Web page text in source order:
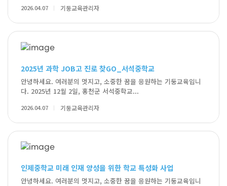
2026.04.07 기둥교육관리자
2025년 과학 JOB고 진로 찾GO_서석중학교
안녕하세요. 여러분의 멋지고, 소중한 꿈을 응원하는 기둥교육입니
다. 2025년 12월 2일, 홍천군 서석중학교...
2026.04.07 기둥교육관리자
인제중학교 미래 인재 양성을 위한 학교 특성화 사업
안녕하세요. 여러분의 멋지고, 소중한 꿈을 응원하는 기둥교육입니